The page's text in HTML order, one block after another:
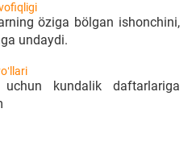
öziga bölgan ishonchini,
undaydi.
kundalik daftarlariga